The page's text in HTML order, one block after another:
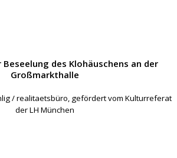
des Klohäuschens an der
Großmarkthalle
/ realitaetsbüro, gefördert vom Kulturreferat
der LH München